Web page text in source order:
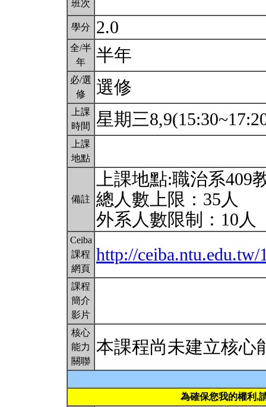
班次
學分 2.0
全/半
年
半年
必/選
修
選修
上課
時間
星期三
上課
地點
備註
上課地點:職治系409
總人數上限：35人
外系人數限制：10人
Ceiba
課程
網頁
http://
課程
簡介
影片
核心
能力
關聯
本課程尚未建立核心
為確保您我的權利,